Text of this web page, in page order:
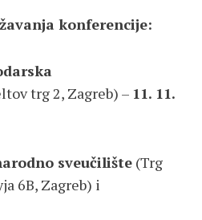
konferencije:
trg 2, Zagreb) – 11. 11.
sveučilište (Trg
6B, Zagreb) i